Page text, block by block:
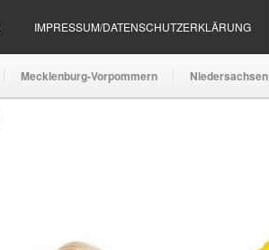
IMPRESSUM/DATENSCHUTZERKLÄRUNG
Mecklenburg-Vorpommern Niedersachsen